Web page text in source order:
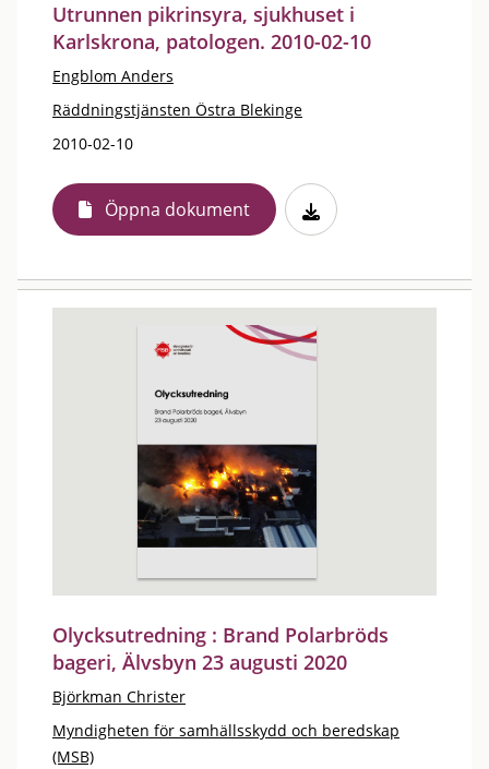
Utrunnen pikrinsyra, sjukhuset i
Karlskrona, patologen. 2010-02-10
Engblom Anders
Räddningstjänsten Östra Blekinge
2010-02-10
Öppna dokument
Olycksutredning : Brand Polarbröds
bageri, Älvsbyn 23 augusti 2020
Björkman Christer
Myndigheten för samhällsskydd och beredskap
(MSB)